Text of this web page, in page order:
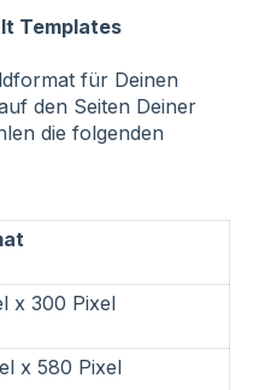
Templates
für Deinen
den Seiten Deiner
die folgenden
x 300 Pixel
x 580 Pixel